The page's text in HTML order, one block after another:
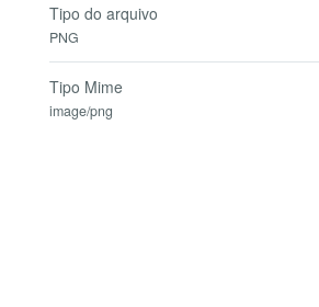
Tipo do arquivo
PNG
Tipo Mime
image/png